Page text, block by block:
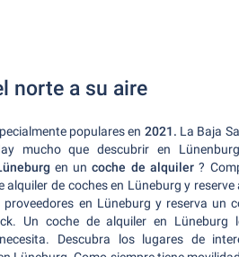
norte a su aire
populares en 2021. La Baja
mucho que descubrir en
en uncoche de alquiler?
de coches en Lüneburg y reserve
en Lüneburg y reserva un
Un coche de alquiler en Lüneburg
Descubra los lugares de